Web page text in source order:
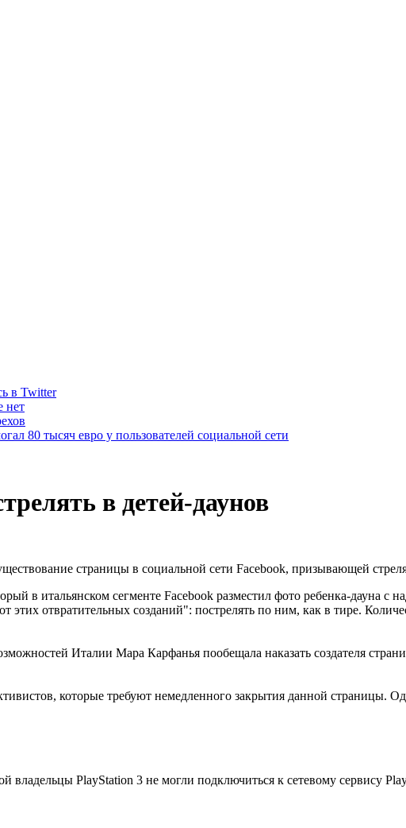
в Twitter
нет
80 тысяч евро у пользователей социальной сети
в детей-даунов
страницы в социальной сети Facebook, призывающей
в итальянском сегменте Facebook разместил фото ребенка-дауна
этих отвратительных созданий": пострелять по ним, как в тире.
Италии Мара Карфанья пообещала наказать создателя
которые требуют немедленного закрытия данной страницы.
владельцы PlayStation 3 не могли подключиться к сетевому сервису